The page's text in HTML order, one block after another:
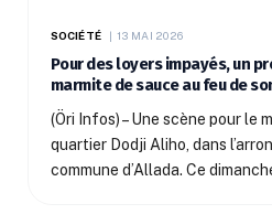
SOCIÉTÉ 13 MAI 2026
Pour des loyers impayés, un
marmite de sauce au feu de
(Öri Infos) – Une scène pour le
quartier Dodji Aliho, dans
commune d’Allada. Ce